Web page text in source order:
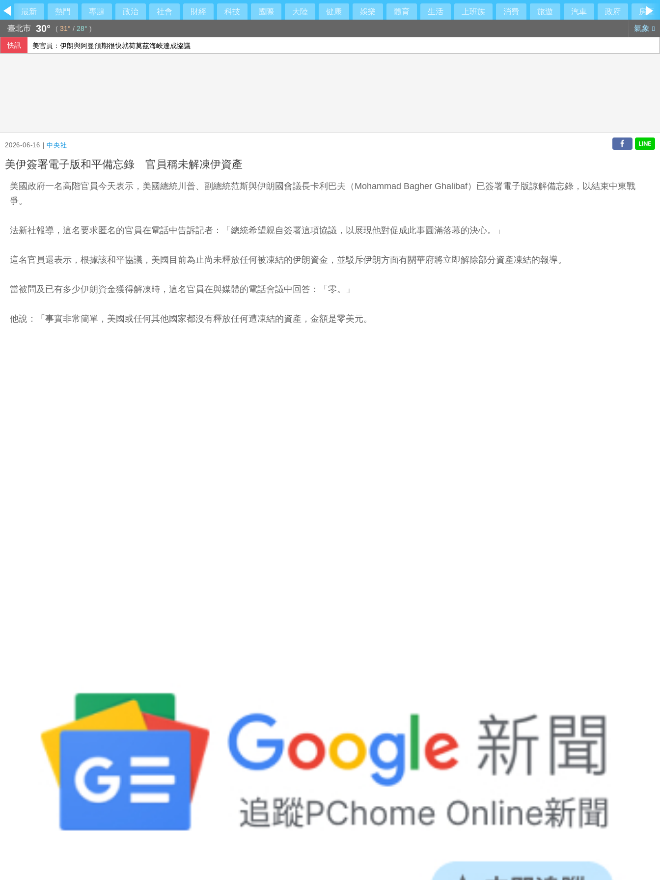
最新 熱門 專題 政治 社會 財經 科技 國際 大陸 健康 娛樂 體育 生活 上班族 消費 旅遊 汽車 政府
房產
臺北市 30° ( 31° / 28° ) 氣象
快訊 美官員：伊朗與阿曼預期很快就荷莫茲海峽達成協議
2026-06-16 |中央社
美伊簽署電子版和平備忘錄 官員稱未解凍伊資產
美國政府一名高階官員今天表示，美國總統川普、副總統范斯與伊朗國會議長卡利巴夫（Mohammad Bagher Ghalibaf）已簽署電子版諒解備忘錄，以結束中東戰
爭。
法新社報導，這名要求匿名的官員在電話中告訴記者：「總統希望親自簽署這項協議，以展現他對促成此事圓滿落幕的決心。」
這名官員還表示，根據該和平協議，美國目前為止尚未釋放任何被凍結的伊朗資金，並駁斥伊朗方面有關華府將立即解除部分資產凍結的報導。
當被問及已有多少伊朗資金獲得解凍時，這名官員在與媒體的電話會議中回答：「零。」
他說：「事實非常簡單，美國或任何其他國家都沒有釋放任何遭凍結的資產，金額是零美元。